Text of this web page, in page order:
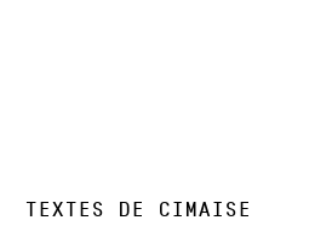
Textes de cimaise